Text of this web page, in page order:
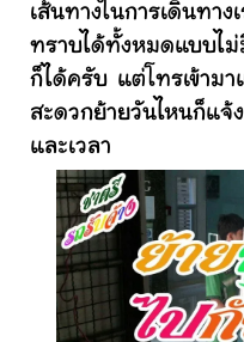
เส้นทางในการเดินทา
ทราบได้ทั้งหมดแบบไม่
ก็ได้ครับ แต่โทรเข้ามา
สะดวกย้ายวันไหนก็แจ้
และเวลา